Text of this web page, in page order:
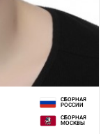
СБОРНАЯ
РОССИИ
СБОРНАЯ
МОСКВЫ